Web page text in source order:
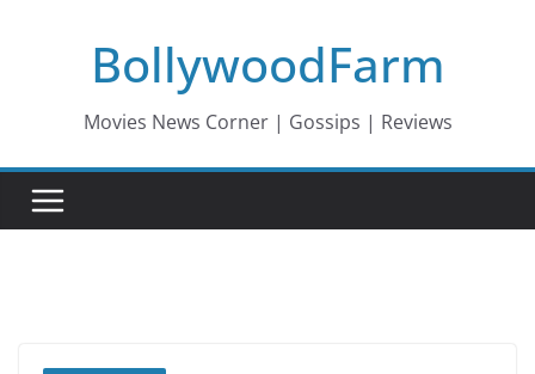
BollywoodFarm
Movies News Corner | Gossips | Reviews